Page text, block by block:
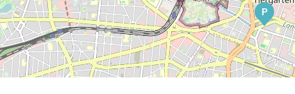
P